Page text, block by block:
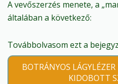
A vevőszerzés menete, a
általában a következő:
Továbbolvasom ezt a
BOTRÁNYOS
KIDOBOTT